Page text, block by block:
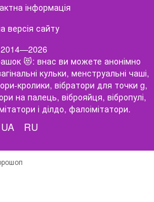
інформація
версія сайту
😻: внас ви можете анонімно
кульки, менструальні чаші,
кролики, вібратори для точки g,
на палець, віброяйця, вібропулі,
і ділдо, фалоімітатори.
UA RU